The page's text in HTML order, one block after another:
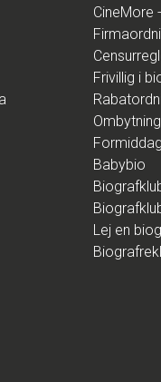
CineMore
Frivillig i
Babybio
Lej en